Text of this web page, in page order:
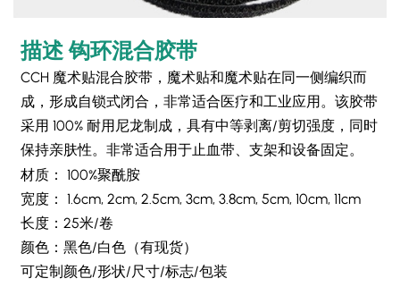
描述钩环混合胶带
CCH 魔术贴混合胶带，魔术贴和魔术贴在同一侧编织而
成，形成自锁式闭合，非常适合医疗和工业应用。该胶带
采用 100% 耐用尼龙制成，具有中等剥离/剪切强度，同时
保持亲肤性。非常适合用于止血带、支架和设备固定。
材质： 100%聚酰胺
宽度： 1.6cm, 2cm, 2.5cm, 3cm, 3.8cm, 5cm, 10cm, 11cm
长度：25米/卷
颜色：黑色/白色（有现货）
可定制颜色/形状/尺寸/标志/包装